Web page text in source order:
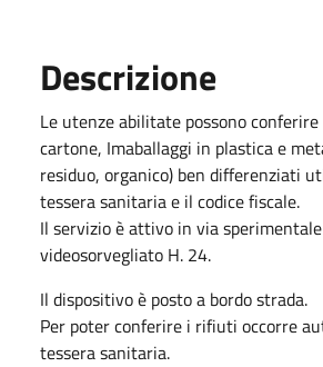
Descrizione
Le utenze abilitate possono
cartone, Imaballaggi in plastica e
residuo, organico) ben differenziati
tessera sanitaria e il codice fiscale.
Il servizio è attivo in via
videosorvegliato H. 24.
Il dispositivo è posto a bordo strada.
Per poter conferire i rifiuti occorre
tessera sanitaria.